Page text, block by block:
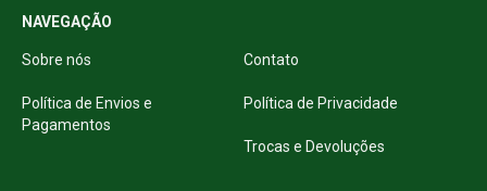
NAVEGAÇÃO
Sobre nós Contato
Política de Envios e
Pagamentos
Política de Privacidade
Trocas e Devoluções